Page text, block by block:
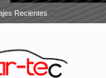
Recientes